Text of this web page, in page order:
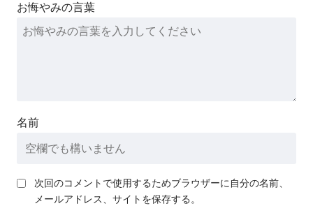
お悔やみの言葉
名前
次回のコメントで使用するためブラウザーに自分の名前、
メールアドレス、サイトを保存する。